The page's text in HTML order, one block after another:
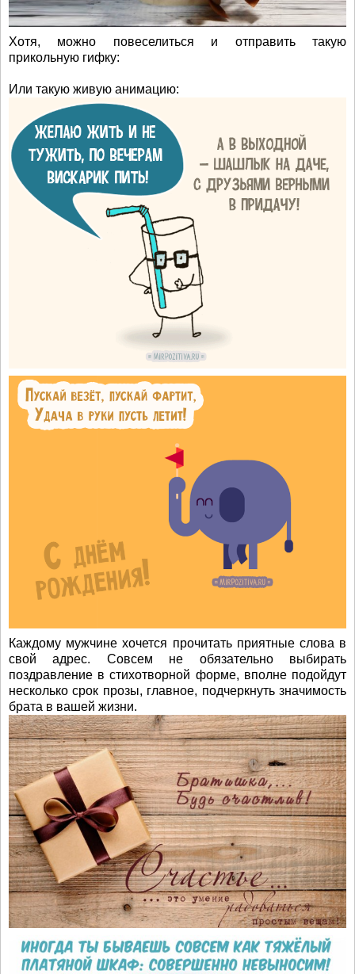
Хотя, можно повеселиться и отправить такую
прикольную гифку:
Или такую живую анимацию:
Каждому мужчине хочется прочитать приятные слова в
свой адрес. Совсем не обязательно выбирать
поздравление в стихотворной форме, вполне подойдут
несколько срок прозы, главное, подчеркнуть значимость
брата в вашей жизни.